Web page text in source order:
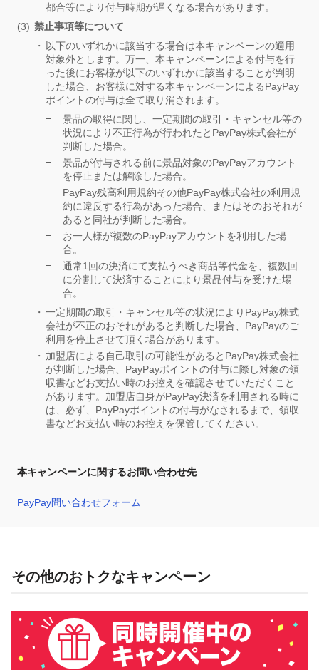
都合等により付与時期が遅くなる場合があります。
禁止事項等について
以下のいずれかに該当する場合は本キャンペーンの適用
対象外とします。万一、本キャンペーンによる付与を行
った後にお客様が以下のいずれかに該当することが判明
した場合、お客様に対する本キャンペーンによるPayPay
ポイントの付与は全て取り消されます。
景品の取得に関し、一定期間の取引・キャンセル等の
状況により不正行為が行われたとPayPay株式会社が
判断した場合。
景品が付与される前に景品対象のPayPayアカウント
を停止または解除した場合。
PayPay残高利用規約その他PayPay株式会社の利用規
約に違反する行為があった場合、またはそのおそれが
あると同社が判断した場合。
お一人様が複数のPayPayアカウントを利用した場
合。
通常1回の決済にて支払うべき商品等代金を、複数回
に分割して決済することにより景品付与を受けた場
合。
一定期間の取引・キャンセル等の状況によりPayPay株式
会社が不正のおそれがあると判断した場合、PayPayのご
利用を停止させて頂く場合があります。
加盟店による自己取引の可能性があるとPayPay株式会社
が判断した場合、PayPayポイントの付与に際し対象の領
収書などお支払い時のお控えを確認させていただくこと
があります。加盟店自身がPayPay決済を利用される時に
は、必ず、PayPayポイントの付与がなされるまで、領収
書などお支払い時のお控えを保管してください。
本キャンペーンに関するお問い合わせ先
PayPay問い合わせフォーム
その他のおトクなキャンペーン